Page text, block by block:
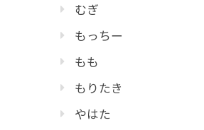
むぎ
もっちー
もも
もりたき
やはた